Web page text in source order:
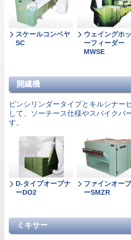
スケールコンベヤ
SC
ウェイングホ
ーフィーダー
MWSE
開繊機
ピンシリンダータイプとキルシナー
して、ソーチース仕様やスパイクバ
す。
D-タイプオープナ
ーDO2
ファインオー
ーSMZR
ミキサー